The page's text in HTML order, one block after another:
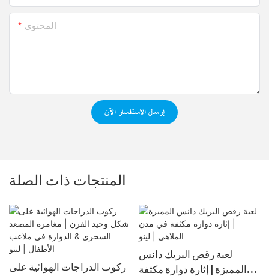
المحتوى
إرسال الاستفسار الآن
المنتجات ذات الصلة
ركوب الدراجات الهوائية على
لعبة رقص البريك دانس
المميزة | إثارة دوارة مكثفة